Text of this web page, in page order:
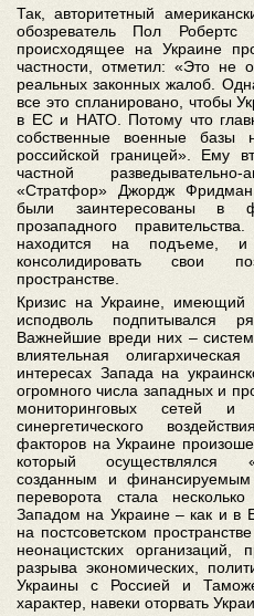
Так, авторитетный
обозреватель Пол
происходящее на Украине
частности, отметил: «Это не
реальных законных жалоб.
все это спланировано, чтобы
в ЕС и НАТО. Потому что
собственные военные
российской границей». Ему
частной разведывательно-
«Стратфор» Джордж
были заинтересованы в
прозападного
находится на подъеме,
консолидировать свои
пространстве.
Кризис на Украине, имеющий
исподволь подпитывался
Важнейшие вреди них –
влиятельная
интересах Запада на
огромного числа западных и
мониторинговых сетей и
синергетического
факторов на Украине
который осуществлялся
созданным и
переворота стала
Западом на Украине – как и в
на постсоветском
неонацистских организаций,
разрыва экономических,
Украины с Россией и
характер, навеки оторвать